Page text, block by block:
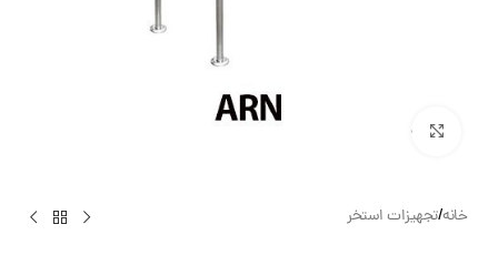
بزرگنمایی تصویر
خانه/تجهیزات استخر